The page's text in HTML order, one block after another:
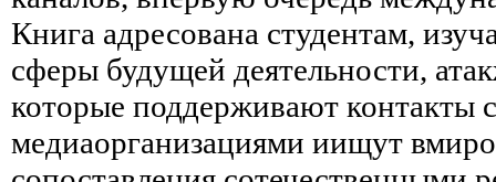
Книга адресована студентам,
сферы будущей деятельности,
которые поддерживают контакты
медиаорганизациями иищут